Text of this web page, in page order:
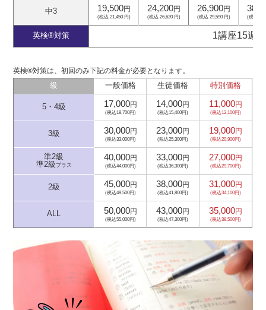
中3 19,500円
(税込 21,450 円)
24,200円
(税込 26,620 円)
26,900円
(税込 29,590 円) (税込
英検®対策 1講座15週
英検®対策は、初回のみ下記の料金が必要となります。
級 一般価格 生徒価格 特別価格
5・4級 17,000円
(税込18,700円)
14,000円
(税込15,400円)
11,000円
(税込12,100円)
3級 30,000円
(税込33,000円)
23,000円
(税込25,300円)
19,000円
(税込20,900円)
準2級
準2級 プラス
40,000円
(税込44,000円)
33,000円
(税込36,300円)
27,000円
(税込29,700円)
2級 45,000円
(税込49,500円)
38,000円
(税込41,800円)
31,000円
(税込34,100円)
ALL 50,000円
(税込55,000円)
43,000円
(税込47,300円)
35,000円
(税込38,500円)